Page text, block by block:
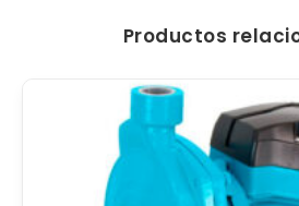
Productos